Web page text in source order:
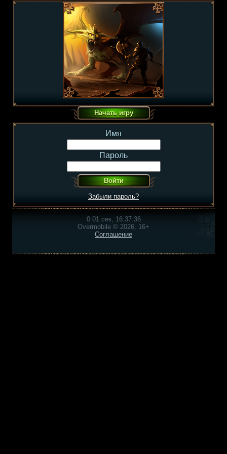
Имя
Пароль
Забыли пароль?
0.01 сек, 16:37:36
Overmobile © 2026, 16+
Соглашение